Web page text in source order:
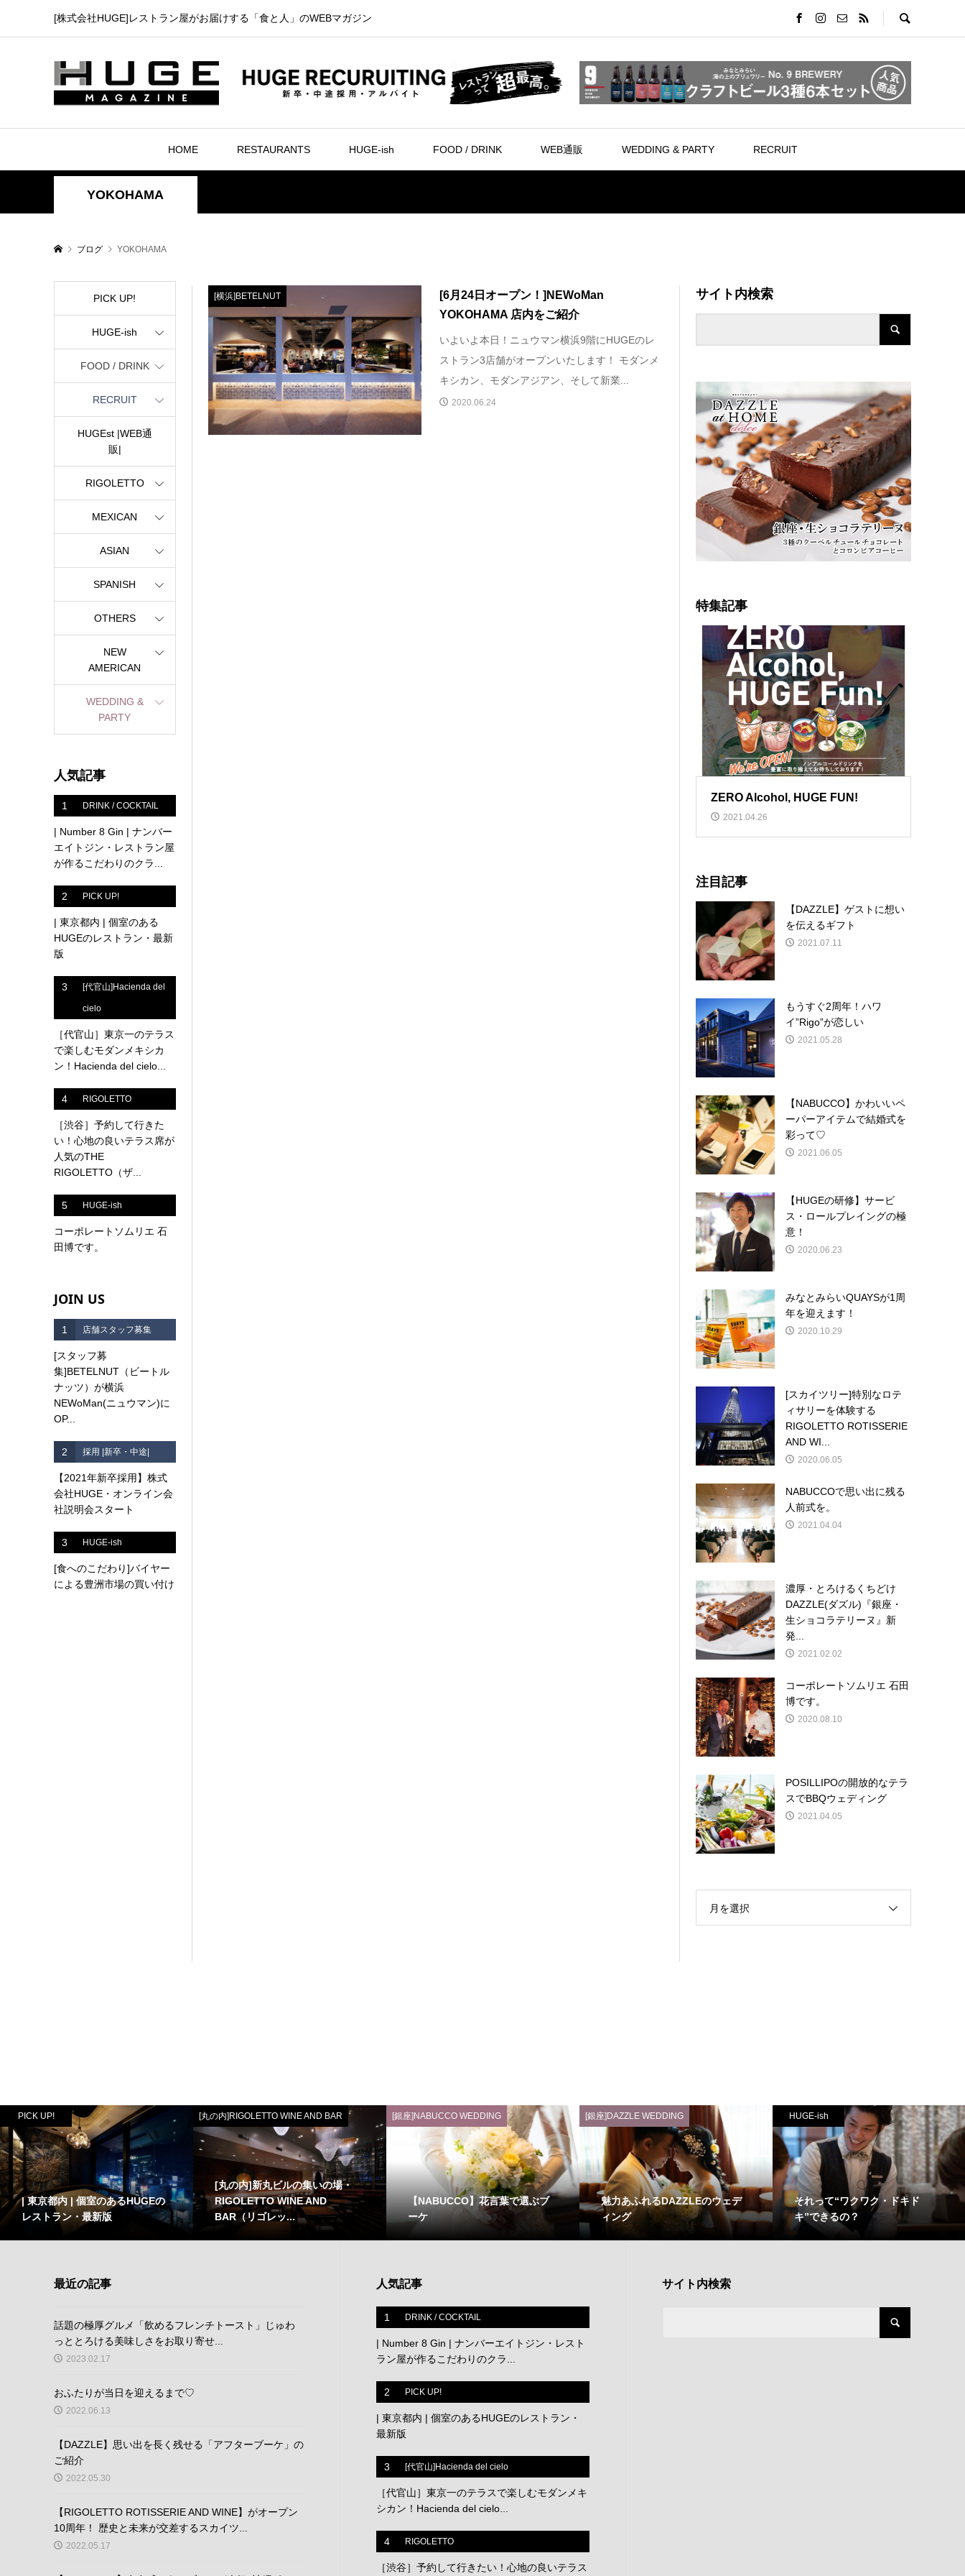
[株式会社HUGE]レストラン屋がお届けする「食と人」のWEBマガジン
HOME RESTAURANTS HUGE-ish FOOD / DRINK WEB通販 WEDDING & PARTY RECRUIT
YOKOHAMA
ブログ YOKOHAMA
[横浜]BETELNUT
[6月24日オープン！]NEWoMan
YOKOHAMA 店内をご紹介
いよいよ本日！ニュウマン横浜9階にHUGEのレ
ストラン3店舗がオープンいたします！ モダンメ
キシカン、モダンアジアン、そして新業...
2020.06.24
PICK UP!
HUGE-ish
FOOD / DRINK
RECRUIT
HUGEst |WEB通
販|
RIGOLETTO
MEXICAN
ASIAN
SPANISH
OTHERS
NEW
AMERICAN
WEDDING &
PARTY
人気記事
1 DRINK / COCKTAIL
| Number 8 Gin | ナンバー
エイトジン・レストラン屋
が作るこだわりのクラ...
2 PICK UP!
| 東京都内 | 個室のある
HUGEのレストラン・最新
版
3 [代官山]Hacienda del
cielo
［代官山］東京一のテラス
で楽しむモダンメキシカ
ン！Hacienda del cielo...
4 RIGOLETTO
［渋谷］予約して行きた
い！心地の良いテラス席が
人気のTHE
RIGOLETTO（ザ...
5 HUGE-ish
コーポレートソムリエ 石
田博です。
JOIN US
1 店舗スタッフ募集
[スタッフ募
集]BETELNUT（ビートル
ナッツ）が横浜
NEWoMan(ニュウマン)に
OP...
2 採用 |新卒・中途|
【2021年新卒採用】株式
会社HUGE・オンライン会
社説明会スタート
3 HUGE-ish
[食へのこだわり]バイヤー
による豊洲市場の買い付け
サイト内検索
特集記事
ZERO Alcohol, HUGE FUN!
2021.04.26
注目記事
【DAZZLE】ゲストに想い
を伝えるギフト
2021.07.11
もうすぐ2周年！ハワ
イ”Rigo”が恋しい
2021.05.28
【NABUCCO】かわいいペ
ーパーアイテムで結婚式を
彩って♡
2021.06.05
【HUGEの研修】サービ
ス・ロールプレイングの極
意！
2020.06.23
みなとみらいQUAYSが1周
年を迎えます！
2020.10.29
[スカイツリー]特別なロテ
ィサリーを体験する
RIGOLETTO ROTISSERIE
AND WI...
2020.06.05
NABUCCOで思い出に残る
人前式を。
2021.04.04
濃厚・とろけるくちどけ
DAZZLE(ダズル)『銀座・
生ショコラテリーヌ』新
発...
2021.02.02
コーポレートソムリエ 石田
博です。
2020.08.10
POSILLIPOの開放的なテラ
スでBBQウェディング
2021.04.05
月を選択
PICK UP!
| 東京都内 | 個室のあるHUGEの
レストラン・最新版
[丸の内]RIGOLETTO WINE AND BAR
[丸の内]新丸ビルの集いの場・
RIGOLETTO WINE AND
BAR（リゴレッ...
[銀座]NABUCCO WEDDING
【NABUCCO】花言葉で選ぶブ
ーケ
[銀座]DAZZLE WEDDING
魅力あふれるDAZZLEのウェデ
ィング
HUGE-ish
それって“ワクワク・ドキド
キ”できるの？
最近の記事
話題の極厚グルメ「飲めるフレンチトースト」じゅわ
っととろける美味しさをお取り寄せ...
2023.02.17
おふたりが当日を迎えるまで♡
2022.06.13
【DAZZLE】思い出を長く残せる「アフターブーケ」の
ご紹介
2022.05.30
【RIGOLETTO ROTISSERIE AND WINE】がオープン
10周年！ 歴史と未来が交差するスカイツ...
2022.05.17
人気記事
1 DRINK / COCKTAIL
| Number 8 Gin | ナンバーエイトジン・レスト
ラン屋が作るこだわりのクラ...
2 PICK UP!
| 東京都内 | 個室のあるHUGEのレストラン・
最新版
3 [代官山]Hacienda del cielo
［代官山］東京一のテラスで楽しむモダンメキ
シカン！Hacienda del cielo...
4 RIGOLETTO
［渋谷］予約して行きたい！心地の良いテラス
サイト内検索